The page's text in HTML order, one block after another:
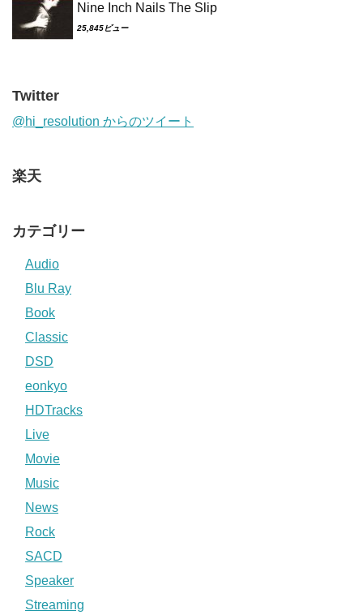
Nine Inch Nails The Slip
25,845ビュー
Twitter
@hi_resolution からのツイート
楽天
カテゴリー
Audio
Blu Ray
Book
Classic
DSD
eonkyo
HDTracks
Live
Movie
Music
News
Rock
SACD
Speaker
Streaming